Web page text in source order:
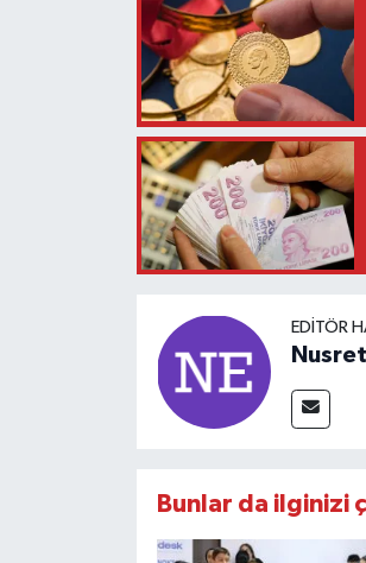
EDITÖR
Bunlar da ilginizi